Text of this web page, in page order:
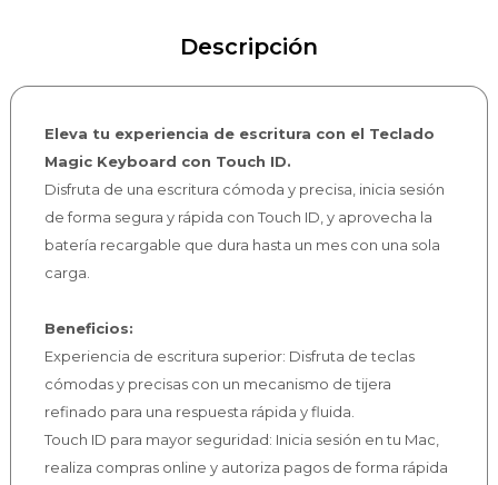
Descripción
Eleva tu experiencia de escritura con el Teclado
Magic Keyboard con Touch ID.
Disfruta de una escritura cómoda y precisa, inicia sesión
de forma segura y rápida con Touch ID, y aprovecha la
batería recargable que dura hasta un mes con una sola
carga.
Beneficios:
Experiencia de escritura superior: Disfruta de teclas
cómodas y precisas con un mecanismo de tijera
refinado para una respuesta rápida y fluida.
Touch ID para mayor seguridad: Inicia sesión en tu Mac,
realiza compras online y autoriza pagos de forma rápida